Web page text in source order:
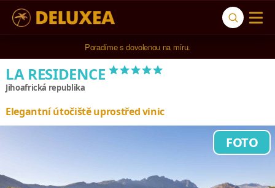
5* cestovní kancelář na luxusní dovolenou od 100.000 Kč.
LA RESIDENCE*****
Jihoafrická republika
Elegantní útočiště uprostřed vinic
FOTO